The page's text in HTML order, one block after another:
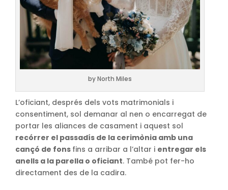
by North Miles
L’oficiant, després dels vots matrimonials i
consentiment, sol demanar al nen o encarregat de
portar les aliances de casament i aquest sol
recórrer el passadís de la cerimònia amb una
cançó de fons fins a arribar a l’altar i entregar els
anells a la parella o oficiant. També pot fer-ho
directament des de la cadira.